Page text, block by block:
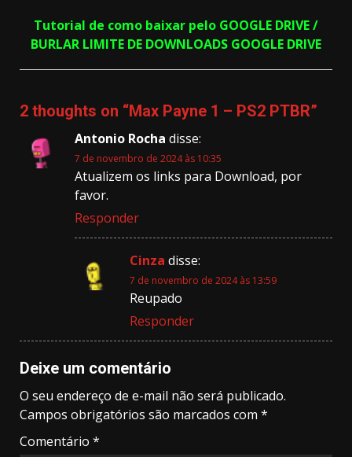
Tutorial de como baixar pelo GOOGLE DRIVE /
BURLAR LIMITE DE DOWNLOADS GOOGLE DRIVE
2 thoughts on “Max Payne 1 – PS2 PTBR”
Antonio Rocha disse:
7 de novembro de 2024 às 10:35
Atualizem os links para Download, por
favor.
Responder
Cinza disse:
7 de novembro de 2024 às 13:59
Reupado
Responder
Deixe um comentário
O seu endereço de e-mail não será publicado.
Campos obrigatórios são marcados com *
Comentário *